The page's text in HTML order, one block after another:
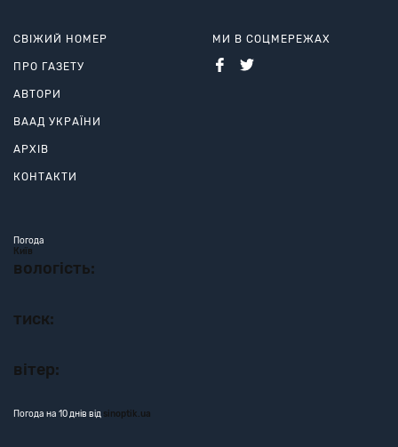
СВІЖИЙ НОМЕР
ПРО ГАЗЕТУ
АВТОРИ
ВААД УКРАЇНИ
АРХІВ
КОНТАКТИ
МИ В СОЦМЕРЕЖАХ
Погода
Київ
вологість:
тиск:
вітер:
Погода на 10 днів від sinoptik.ua